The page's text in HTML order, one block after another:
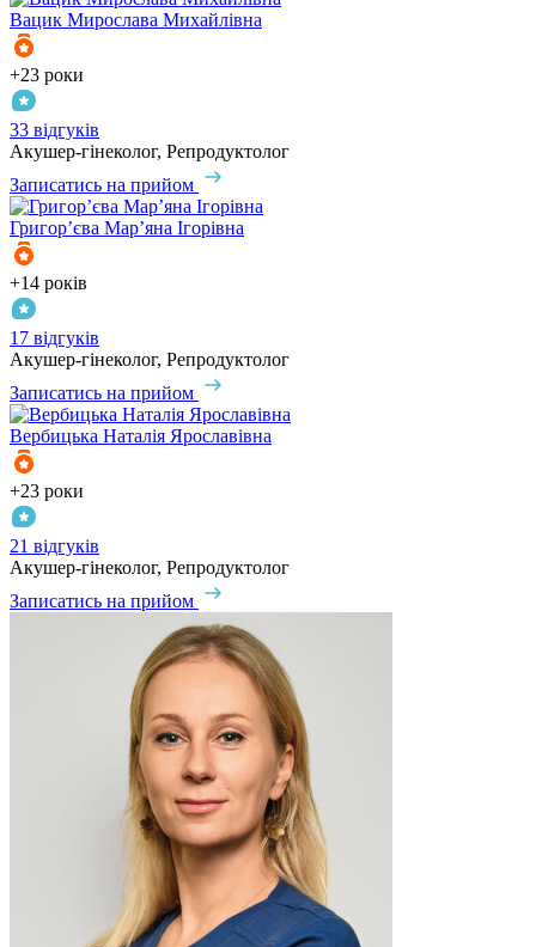
Вацик Мирослава Михайлівна
+23 роки
33 відгуків
Акушер-гінеколог, Репродуктолог
Записатись на прийом
Григор’єва Мар’яна Ігорівна
+14 років
17 відгуків
Акушер-гінеколог, Репродуктолог
Записатись на прийом
Вербицька Наталія Ярославівна
+23 роки
21 відгуків
Акушер-гінеколог, Репродуктолог
Записатись на прийом